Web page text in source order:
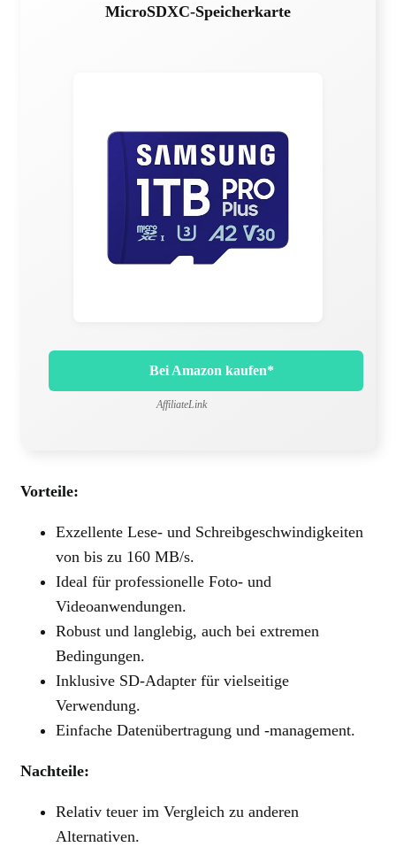
MicroSDXC-Speicherkarte
Bei Amazon kaufen*
AffiliateLink
Vorteile:
Exzellente Lese- und Schreibgeschwindigkeiten
von bis zu 160 MB/s.
Ideal für professionelle Foto- und
Videoanwendungen.
Robust und langlebig, auch bei extremen
Bedingungen.
Inklusive SD-Adapter für vielseitige
Verwendung.
Einfache Datenübertragung und -management.
Nachteile:
Relativ teuer im Vergleich zu anderen
Alternativen.